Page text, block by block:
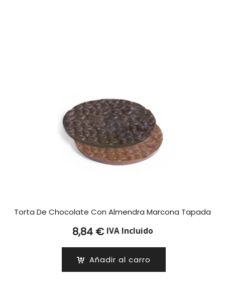
Torta De Chocolate Con Almendra Marcona Tapada
8,84 € IVA Incluido
Añadir al carro